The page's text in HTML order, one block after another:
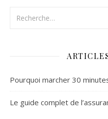
Pourquoi marcher 30
Le guide complet de